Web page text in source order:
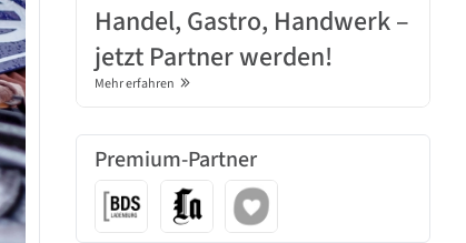
Handel, Gastro, Handwerk –
jetzt Partner werden!
Mehr erfahren
Premium-Partner